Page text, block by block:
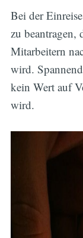
Bei der
zu beantragen,
Mitarbeitern
wird.
kein Wert auf
wird.